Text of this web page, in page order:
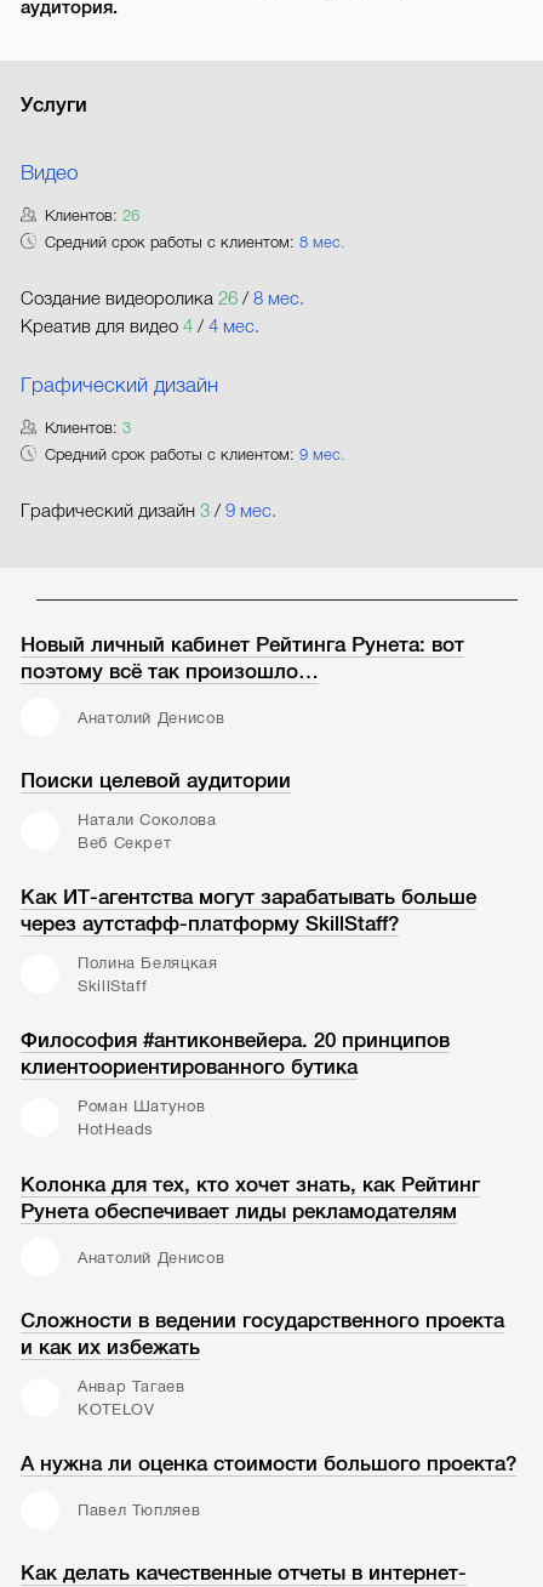
аудитория.
Услуги
Видео
Клиентов:26
Средний срок работы с клиентом:8 мес.
Создание видеоролика 26 /8 мес.
Креатив для видео 4 /4 мес.
Графический дизайн
Клиентов:3
Средний срок работы с клиентом:9 мес.
Графический дизайн 3 /9 мес.
Новый личный кабинет Рейтинга Рунета: вот
поэтому всё так произошло…
Анатолий Денисов
Поиски целевой аудитории
Натали Соколова
Веб Секрет
Как ИТ-агентства могут зарабатывать больше
через аутстафф-платформу SkillStaff?
Полина Беляцкая
SkillStaff
Философия #антиконвейера. 20 принципов
клиентоориентированного бутика
Роман Шатунов
HotHeads
Колонка для тех, кто хочет знать, как Рейтинг
Рунета обеспечивает лиды рекламодателям
Анатолий Денисов
Сложности в ведении государственного проекта
и как их избежать
Анвар Тагаев
KOTELOV
А нужна ли оценка стоимости большого проекта?
Павел Тюпляев
Как делать качественные отчеты в интернет-